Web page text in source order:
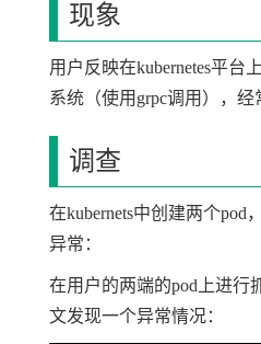
现象
用户反映在kubernetes平台
系统（使用grpc调用），经
调查
在kubernets中创建两个pod
异常：
在用户的两端的pod上进行
文发现一个异常情况：